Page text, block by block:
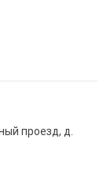
проезд, д.